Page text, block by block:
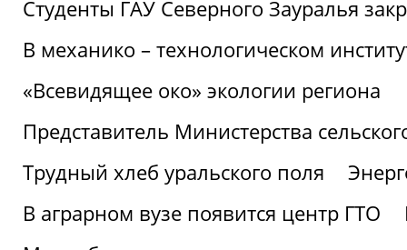
Студенты ГАУ Северного Зауралья
В механико – технологическом
«Всевидящее око» экологии региона
Представитель Министерства
Трудный хлеб уральского поля
В аграрном вузе появится центр ГТО